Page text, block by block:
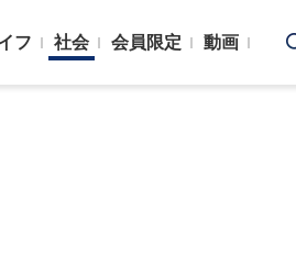
フ 社会 会員限定 動画